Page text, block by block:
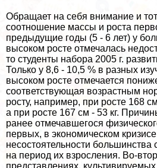
Обращает на себя внимание и
соотношение массы и роста
предыдущие годы (5 - 6 лет) у
высоком росте отмечалась
то студенты набора 2005 г.
Только у 8,6 - 10,5 % в разных
высоком росте отмечается
соответствующая возрастным
росту, например, при росте 168
а при росте 167 см - 53 кг.
ранее отмечавшегося
первых, в экономическом
несостоятельности
на период их взросления. Во-